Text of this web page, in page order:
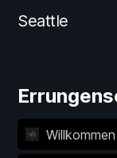
Seattle